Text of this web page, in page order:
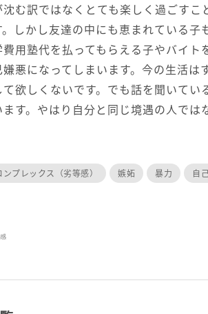
む訳ではなくとても楽しく過ごす
しかし友達の中にも恵まれている
用塾代を払ってもらえる子やバイト
嫌悪になってしまいます。今の生活
欲しくないです。でも話を聞いてい
す。やはり自分と同じ境遇の人では
ンプレックス（劣等感） 嫉妬 暴力 自